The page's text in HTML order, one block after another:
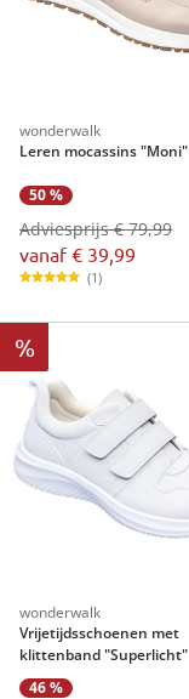
wonderwalk
Leren mocassins "Moni"
50 %
vanaf€ 39,99
Adviesprijs € 79,99
(1)
%
wonderwalk
Vrijetijdsschoenen met
klittenband "Superlicht"
46 %